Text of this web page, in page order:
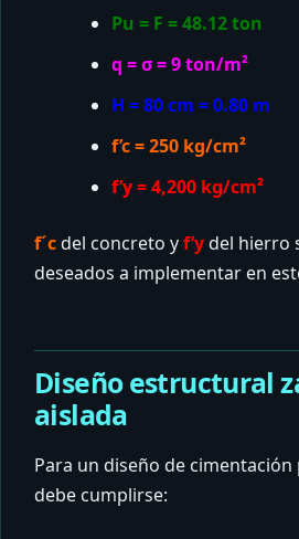
Pu = F = 48.12 ton
q = σ = 9 ton/m²
H = 80 cm = 0.80 m
f’c = 250 kg/cm²
f’y = 4,200 kg/cm²
f´cdel concreto yf’ydel hierro
deseados a implementar en
Diseño estructural
aislada
Para un diseño de
debe cumplirse: